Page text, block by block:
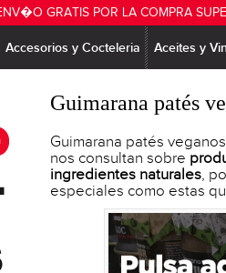
GRATIS POR LA COMPRA
Accesorios y Cocteleria Aceites y
Guimarana patés
Guimarana patés
nos consultan sobre
ingredientes naturales,
especiales como estas